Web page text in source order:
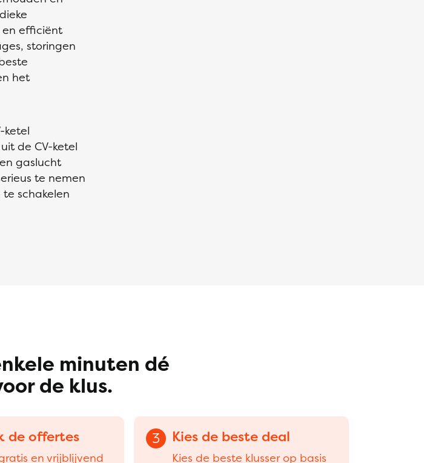
efficiënt
storingen
het
ketel
de CV-ketel
gaslucht
te nemen
schakelen
minuten dé
de klus.
de offertes
en vrijblijvend
3 Kies de beste deal
Kies de beste klusser op basis